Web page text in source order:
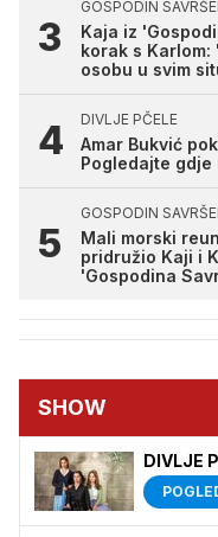
GOSPODIN
Kaja iz
korak s
osobu u svim
DIVLJE PČELE
Amar Bukvić
Pogledajte gdje
GOSPODIN
Mali morski
pridružio Kaji i
'Gospodina
SHOW
DIVLJE